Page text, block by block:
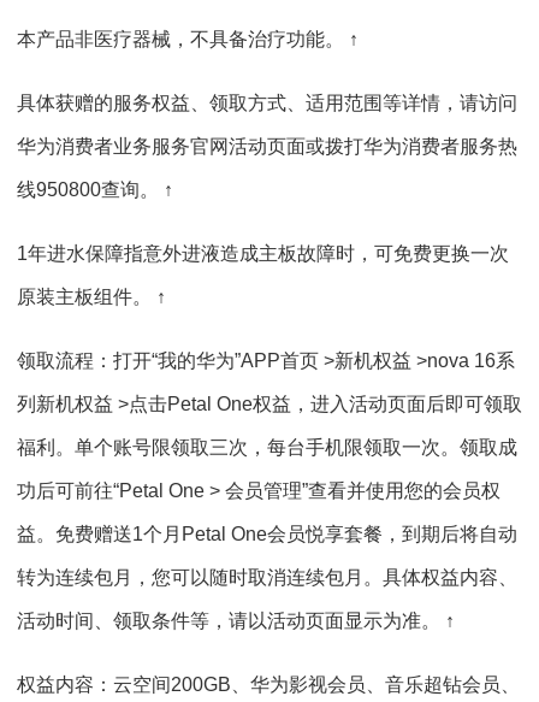
本产品非医疗器械，不具备治疗功能。 ↑
具体获赠的服务权益、领取方式、适用范围等详情，请访问
华为消费者业务服务官网活动页面或拨打华为消费者服务热
线950800查询。 ↑
1年进水保障指意外进液造成主板故障时，可免费更换一次
原装主板组件。 ↑
领取流程：打开“我的华为”APP首页 >新机权益 >nova 16系
列新机权益 >点击Petal One权益，进入活动页面后即可领取
福利。单个账号限领取三次，每台手机限领取一次。领取成
功后可前往“Petal One > 会员管理”查看并使用您的会员权
益。免费赠送1个月Petal One会员悦享套餐，到期后将自动
转为连续包月，您可以随时取消连续包月。具体权益内容、
活动时间、领取条件等，请以活动页面显示为准。 ↑
权益内容：云空间200GB、华为影视会员、音乐超钻会员、